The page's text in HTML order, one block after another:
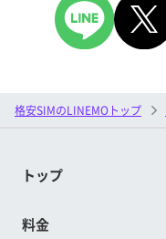
格安SIMのLINEMOトップ
トップ
料金